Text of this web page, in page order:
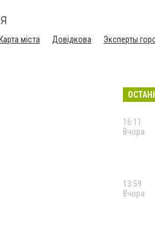
Карта міста Довідкова Эксперты
16:11
Вчора
13:59
Вчора